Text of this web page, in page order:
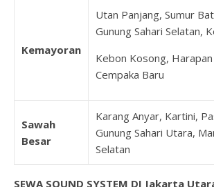
Kemayoran
Utan Panjang, Sumur
Gunung Sahari Selatan,
Kebon Kosong,
Cempaka Baru
Sawah
Besar
Karang Anyar, Kartini,
Gunung Sahari Utara,
Selatan
SEWA SOUND SYSTEM DI Jakarta